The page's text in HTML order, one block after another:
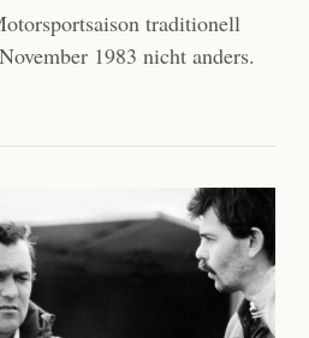
traditionell
1983 nicht anders.